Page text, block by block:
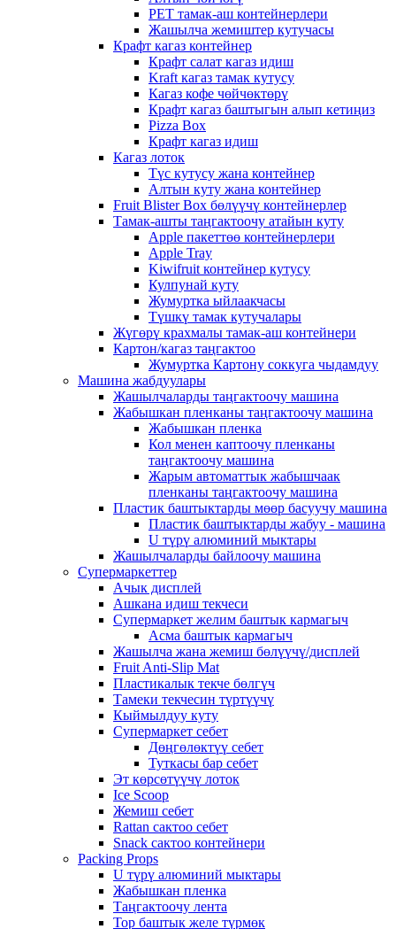
PET тамак-аш контейнерлери
Жашылча жемиштер кутучасы
Крафт кагаз контейнер
Крафт салат кагаз идиш
Kraft кагаз тамак кутусу
Кагаз кофе чөйчөктөрү
Крафт кагаз баштыгын алып кетиңиз
Pizza Box
Крафт кагаз идиш
Кагаз лоток
Түс кутусу жана контейнер
Алтын куту жана контейнер
Fruit Blister Box бөлүүчү контейнерлер
Тамак-ашты таңгактоочу атайын куту
Apple пакеттөө контейнерлери
Apple Tray
Kiwifruit контейнер кутусу
Кулпунай куту
Жумуртка ыйлаакчасы
Түшкү тамак кутучалары
Жүгөрү крахмалы тамак-аш контейнери
Картон/кагаз таңгактоо
Жумуртка Картону соккуга чыдамдуу
Машина жабдуулары
Жашылчаларды таңгактоочу машина
Жабышкан пленканы таңгактоочу машина
Жабышкан пленка
Кол менен каптоочу пленканы
таңгактоочу машина
Жарым автоматтык жабышчаак
пленканы таңгактоочу машина
Пластик баштыктарды мөөр басуучу машина
Пластик баштыктарды жабуу - машина
U түрү алюминий мыктары
Жашылчаларды байлоочу машина
Супермаркеттер
Ачык дисплей
Ашкана идиш текчеси
Супермаркет желим баштык кармагыч
Асма баштык кармагыч
Жашылча жана жемиш бөлүүчү/дисплей
Fruit Anti-Slip Mat
Пластикалык текче бөлгүч
Тамеки текчесин түртүүчү
Кыймылдуу куту
Супермаркет себет
Дөңгөлөктүү себет
Туткасы бар себет
Эт көрсөтүүчү лоток
Ice Scoop
Жемиш себет
Rattan сактоо себет
Snack сактоо контейнери
Packing Props
U түрү алюминий мыктары
Жабышкан пленка
Таңгактоочу лента
Тор баштык желе түрмөк